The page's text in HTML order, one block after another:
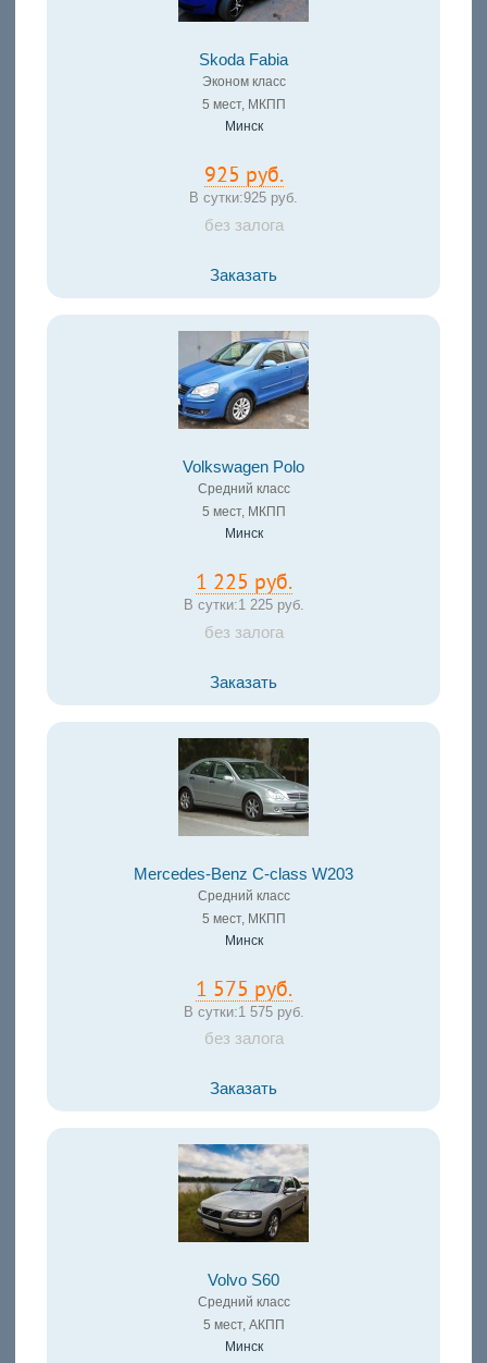
Skoda Fabia
Эконом класс
5 мест, МКПП
Минск
925 руб.
В сутки:925 руб.
без залога
Заказать
Volkswagen Polo
Средний класс
5 мест, МКПП
Минск
1 225 руб.
В сутки:1 225 руб.
без залога
Заказать
Mercedes-Benz C-class W203
Средний класс
5 мест, МКПП
Минск
1 575 руб.
В сутки:1 575 руб.
без залога
Заказать
Volvo S60
Средний класс
5 мест, АКПП
Минск